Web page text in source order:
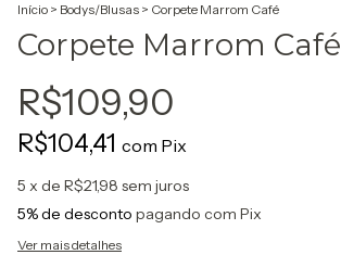
Início > Bodys/Blusas > Corpete Marrom Café
Corpete Marrom Café
R$109,90
R$104,41 com Pix
5 x de R$21,98 sem juros
5% de desconto pagando com Pix
Ver mais detalhes